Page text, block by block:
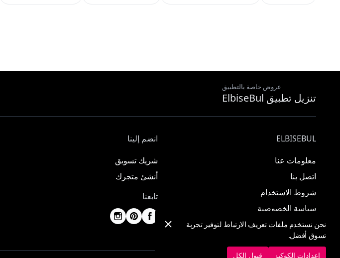
عروض خاصة بالتطبيق
تنزيل تطبيق ElbiseBul
ELBISEBUL
معلومات عنا
اتصل بنا
شروط الاستخدام
سياسة الخصوصية
انضم إلينا
شريك تسويق
أنشئ متجرك
تابعنا
نحن نستخدم ملفات تعريف الارتباط لتوفير تجربة
تسوق أفضل.
إعدادات الكوكيز قبول الكل